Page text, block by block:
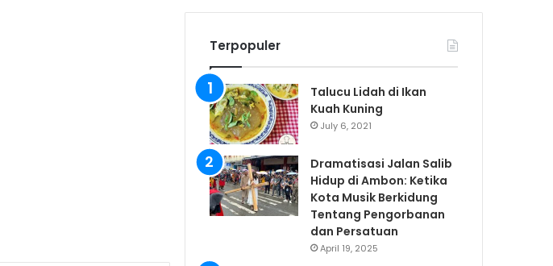
for
skin
Terpopuler
Talucu Lidah di Ikan
Kuah Kuning
July 6, 2021
Dramatisasi Jalan Salib
Hidup di Ambon: Ketika
Kota Musik Berkidung
Tentang Pengorbanan
dan Persatuan
April 19, 2025